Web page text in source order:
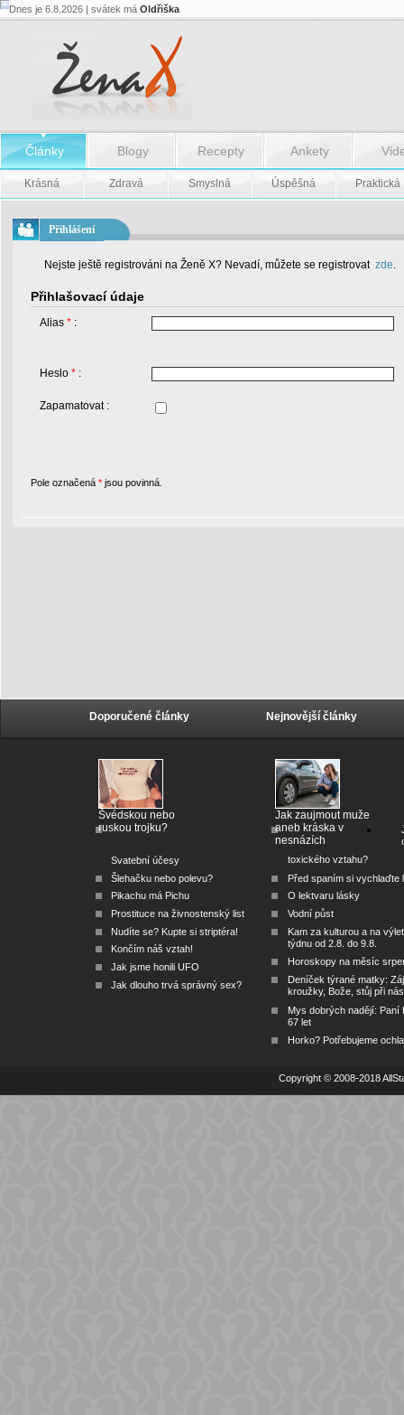
Dnes je 6.8.2026 | svátek má Oldřiška
Články Blogy Recepty Ankety
Krásná Zdravá Smyslná Úspěšná Praktická
Přihlášení
Nejste ještě registrováni na Ženě X? Nevadí, můžete se registrovat zde.
Přihlašovací údaje
Alias * :
Heslo * :
Zapamatovat :
Pole označená * jsou povinná.
Doporučené články
Švédskou nebo
ruskou trojku?
Svatební účesy
Šlehačku nebo polevu?
Pikachu má Pichu
Prostituce na živnostenský list
Nudíte se? Kupte si striptéra!
Končím náš vztah!
Jak jsme honili UFO
Jak dlouho trvá správný sex?
Nejnovější články
Jak zaujmout muže
aneb kráska v
nesnázích
toxického vztahu?
Před spaním si vychlaďte
O lektvaru lásky
Vodní půst
Kam za kulturou a na
týdnu od 2.8. do 9.8.
Horoskopy na měsíc
Deníček týrané matky:
kroužky, Bože, stůj při nás
Mys dobrých nadějí: Paní
67 let
Horko? Potřebujeme
Copyright © 2008-2018